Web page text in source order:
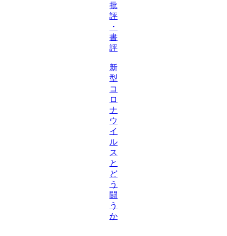
批
評
・
書
評
新
型
コ
ロ
ナ
ウ
イ
ル
ス
と
ど
う
闘
う
か